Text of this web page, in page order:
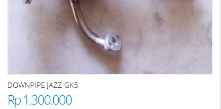
DOWNPIPE JAZZ GK5
Rp 1.300.000